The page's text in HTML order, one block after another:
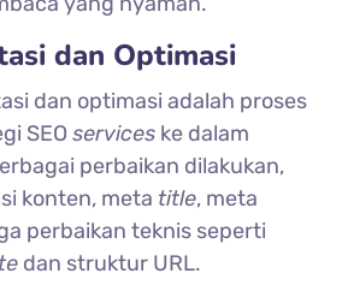
dan Optimasi
dan optimasi adalah proses
SEOservices ke dalam
perbaikan dilakukan,
konten, meta title, meta
perbaikan teknis seperti
dan struktur URL.